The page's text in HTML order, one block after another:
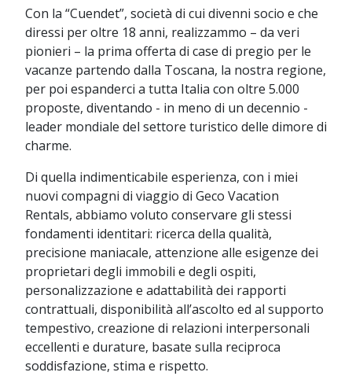
Con la “Cuendet”, società di cui divenni socio e che
diressi per oltre 18 anni, realizzammo – da veri
pionieri – la prima offerta di case di pregio per le
vacanze partendo dalla Toscana, la nostra regione,
per poi espanderci a tutta Italia con oltre 5.000
proposte, diventando - in meno di un decennio -
leader mondiale del settore turistico delle dimore di
charme.
Di quella indimenticabile esperienza, con i miei
nuovi compagni di viaggio di Geco Vacation
Rentals, abbiamo voluto conservare gli stessi
fondamenti identitari: ricerca della qualità,
precisione maniacale, attenzione alle esigenze dei
proprietari degli immobili e degli ospiti,
personalizzazione e adattabilità dei rapporti
contrattuali, disponibilità all’ascolto ed al supporto
tempestivo, creazione di relazioni interpersonali
eccellenti e durature, basate sulla reciproca
soddisfazione, stima e rispetto.